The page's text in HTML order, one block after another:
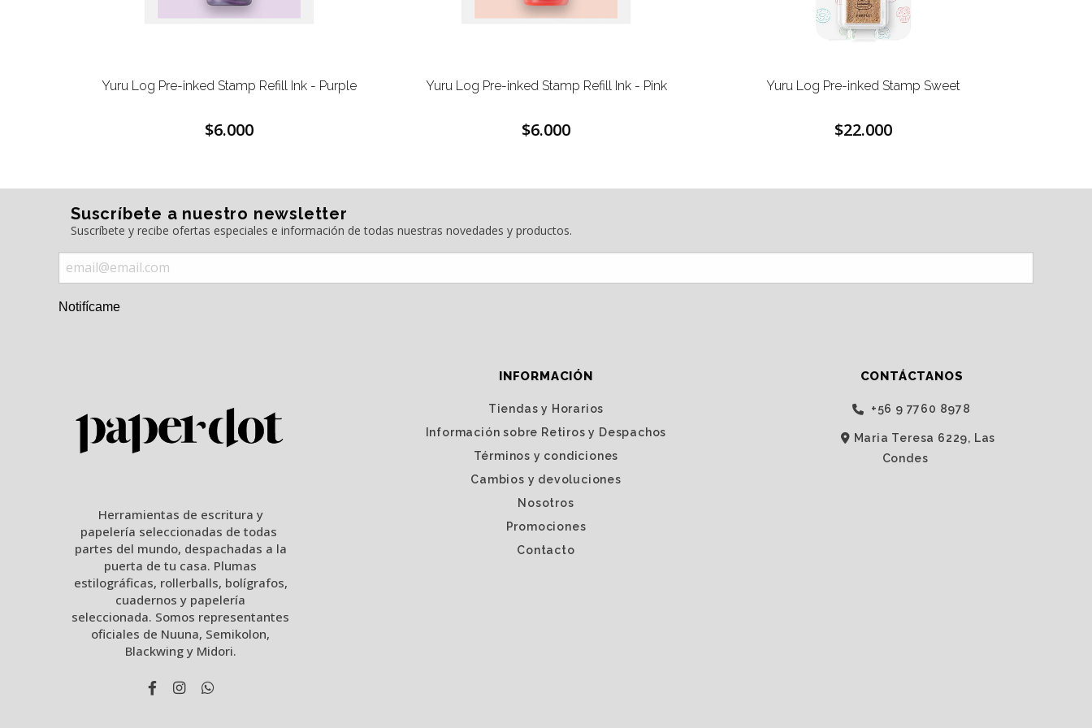
Yuru Log Pre-inked Stamp Refill Ink - Purple
$6.000
Yuru Log Pre-inked Stamp Refill Ink - Pink
$6.000
Yuru Log Pre-inked Stamp Sweet
$22.000
Suscríbete a nuestro newsletter
Suscríbete y recibe ofertas especiales e información de todas nuestras novedades y productos.
Notifícame
Herramientas de escritura y
papelería seleccionadas de todas
partes del mundo, despachadas a la
puerta de tu casa. Plumas
estilográficas, rollerballs, bolígrafos,
cuadernos y papelería
seleccionada. Somos representantes
oficiales de Nuuna, Semikolon,
Blackwing y Midori.
INFORMACIÓN
Tiendas y Horarios
Información sobre Retiros y Despachos
Términos y condiciones
Cambios y devoluciones
Nosotros
Promociones
Contacto
CONTÁCTANOS
‭+56 9 7760 8978‬
Maria Teresa 6229, Las
Condes